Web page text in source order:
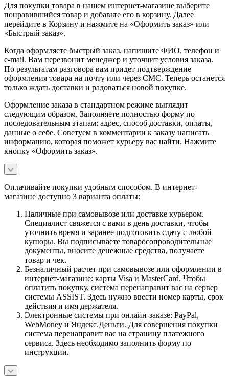
Для покупки товара в нашем интернет-магазине выберите
понравившийся товар и добавьте его в корзину. Далее
перейдите в Корзину и нажмите на «Оформить заказ» или
«Быстрый заказ».
Когда оформляете быстрый заказ, напишите ФИО, телефон и
e-mail. Вам перезвонит менеджер и уточнит условия заказа.
По результатам разговора вам придет подтверждение
оформления товара на почту или через СМС. Теперь останется
только ждать доставки и радоваться новой покупке.
Оформление заказа в стандартном режиме выглядит
следующим образом. Заполняете полностью форму по
последовательным этапам: адрес, способ доставки, оплаты,
данные о себе. Советуем в комментарии к заказу написать
информацию, которая поможет курьеру вас найти. Нажмите
кнопку «Оформить заказ».
Оплачивайте покупки удобным способом. В интернет-
магазине доступно 3 варианта оплаты:
Наличные при самовывозе или доставке курьером.
Специалист свяжется с вами в день доставки, чтобы
уточнить время и заранее подготовить сдачу с любой
купюры. Вы подписываете товаросопроводительные
документы, вносите денежные средства, получаете
товар и чек.
Безналичный расчет при самовывозе или оформлении в
интернет-магазине: карты Visa и MasterCard. Чтобы
оплатить покупку, система перенаправит вас на сервер
системы ASSIST. Здесь нужно ввести номер карты, срок
действия и имя держателя.
Электронные системы при онлайн-заказе: PayPal,
WebMoney и Яндекс.Деньги. Для совершения покупки
система перенаправит вас на страницу платежного
сервиса. Здесь необходимо заполнить форму по
инструкции.